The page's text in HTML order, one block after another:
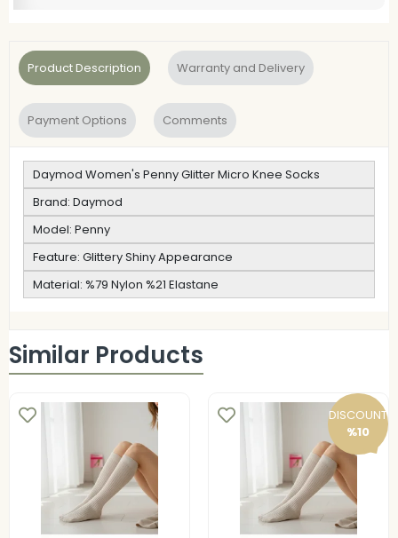
Product Description Warranty and Delivery
Payment Options Comments
Daymod Women's Penny Glitter Micro Knee Socks
Brand: Daymod
Model: Penny
Feature: Glittery Shiny Appearance
Material: %79 Nylon %21 Elastane
Similar Products
DISCOUNT
%10